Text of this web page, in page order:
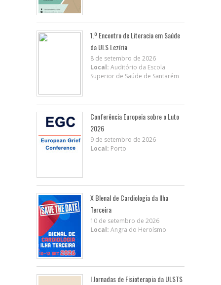
1.º Encontro de Literacia em Saúde
da ULS Lezíria
8 de setembro de 2026
Local: Auditório da Escola
Superior de Saúde de Santarém
Conferência Europeia sobre o Luto
2026
9 de setembro de 2026
Local: Porto
X BIenal de Cardiologia da Ilha
Terceira
10 de setembro de 2026
Local: Angra do Heroísmo
I Jornadas de Fisioterapia da ULSTS